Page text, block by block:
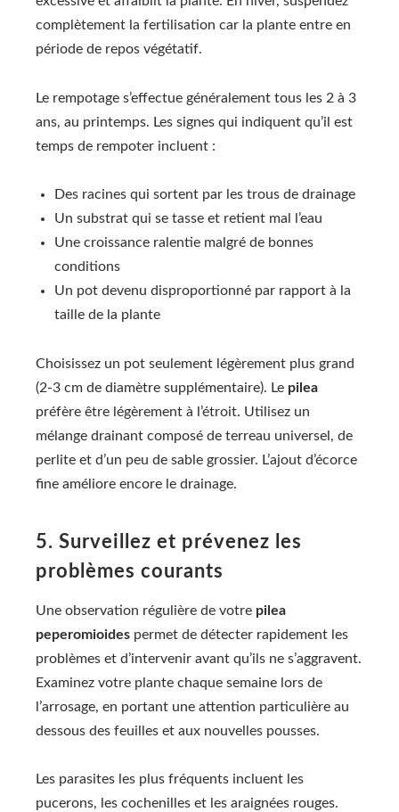
complètement la fertilisation car la plante entre en
période de repos végétatif.
Le rempotage s’effectue généralement tous les 2 à 3
ans, au printemps. Les signes qui indiquent qu’il est
temps de rempoter incluent :
Des racines qui sortent par les trous de drainage
Un substrat qui se tasse et retient mal l’eau
Une croissance ralentie malgré de bonnes
conditions
Un pot devenu disproportionné par rapport à la
taille de la plante
Choisissez un pot seulement légèrement plus grand
(2-3 cm de diamètre supplémentaire). Le pilea
préfère être légèrement à l’étroit. Utilisez un
mélange drainant composé de terreau universel, de
perlite et d’un peu de sable grossier. L’ajout d’écorce
fine améliore encore le drainage.
5. Surveillez et prévenez les
problèmes courants
Une observation régulière de votre pilea
peperomioides permet de détecter rapidement les
problèmes et d’intervenir avant qu’ils ne s’aggravent.
Examinez votre plante chaque semaine lors de
l’arrosage, en portant une attention particulière au
dessous des feuilles et aux nouvelles pousses.
Les parasites les plus fréquents incluent les
pucerons, les cochenilles et les araignées rouges.